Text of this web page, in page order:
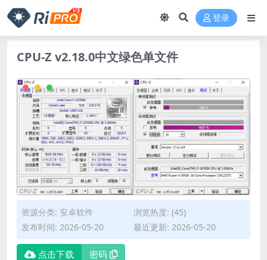
登录
CPU-Z v2.18.0中文绿色单文件
资源分类: 安卓软件
浏览热度: (45)
发布时间: 2026-05-20
最近更新: 2026-05-20
点击下载 密码